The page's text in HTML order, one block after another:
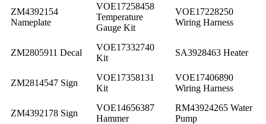
ZM4392154
Nameplate
VOE17258458
Temperature
Gauge Kit
VOE17228250
Wiring Harness
ZM2805911 Decal
VOE17332740
Kit
SA3928463 Heater
ZM2814547 Sign
VOE17358131
Kit
VOE17406890
Wiring Harness
ZM4392178 Sign
VOE14656387
Hammer
RM43924265 Water
Pump